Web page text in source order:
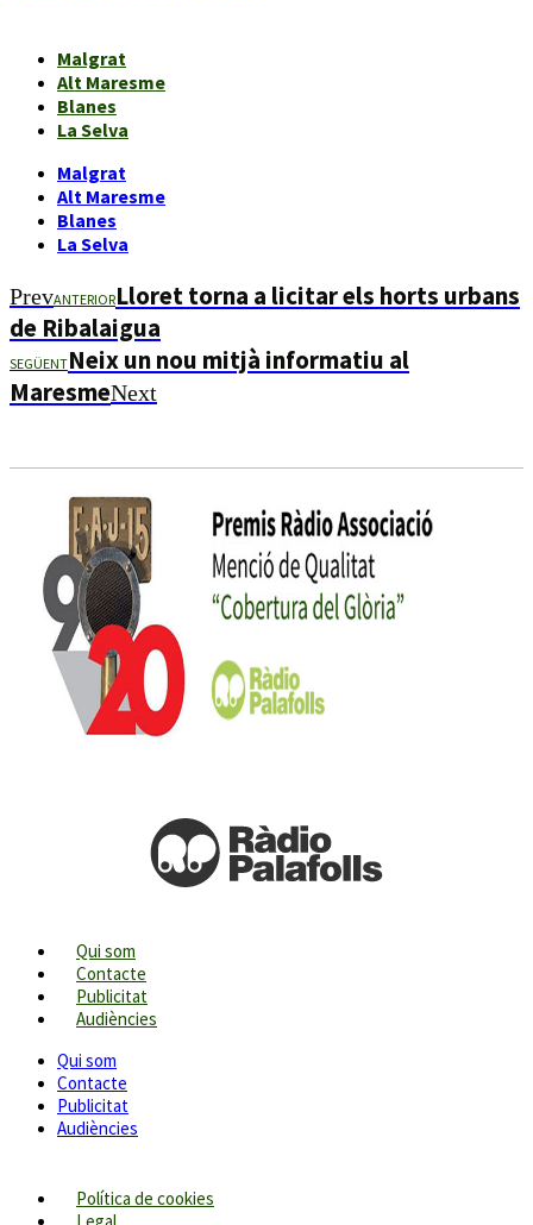
Malgrat
Alt Maresme
Blanes
La Selva
Malgrat
Alt Maresme
Blanes
La Selva
PrevANTERIORLloret torna a licitar els horts urbans
de Ribalaigua
SEGÜENTNeix un nou mitjà informatiu al
MaresmeNext
Qui som
Contacte
Publicitat
Audiències
Qui som
Contacte
Publicitat
Audiències
Política de cookies
Legal